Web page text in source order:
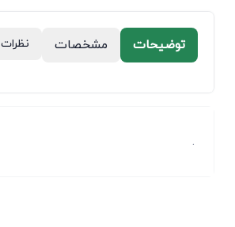
توضیحات مشخصات نظرات
.